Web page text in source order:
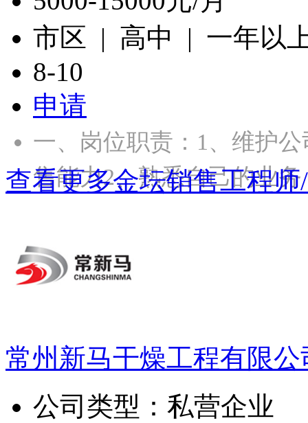
市区 | 高中 | 一年以
8-10
申请
一、岗位职责：1、维护
售能力2、熟悉自己的业
查看更多金坛销售工程
常州新马干燥工程有限公
公司类型： 私营企业